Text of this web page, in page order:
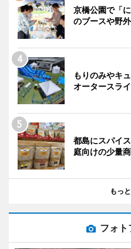
京橋公園で「
のブースや野
もりのみやキ
オータースラ
都島にスパイ
庭向けの少量
もっ
フォト